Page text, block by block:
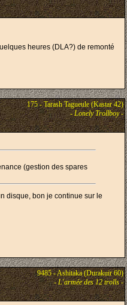
heures (DLA?) de remonté
175 - Tarash Tagueule (Kastar 42)
-Lonely Trollboy-
(gestion des spares
disque, bon je continue sur le
9485 - Ashitaka (Durakuir 60)
-L'armée des 12 trolls-